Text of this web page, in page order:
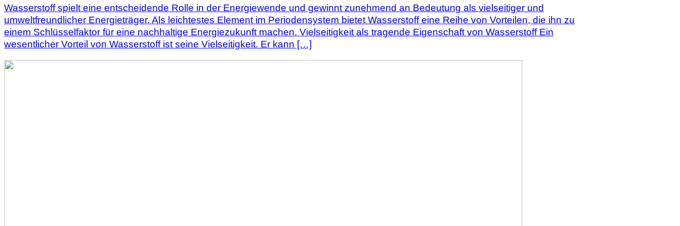
Wasserstoff spielt eine entscheidende Rolle in der Energiewende und gewinnt zunehmend an Bedeutung als vielseitiger und
umweltfreundlicher Energieträger. Als leichtestes Element im Periodensystem bietet Wasserstoff eine Reihe von Vorteilen, die ihn zu
einem Schlüsselfaktor für eine nachhaltige Energiezukunft machen. Vielseitigkeit als tragende Eigenschaft von Wasserstoff Ein
wesentlicher Vorteil von Wasserstoff ist seine Vielseitigkeit. Er kann […]